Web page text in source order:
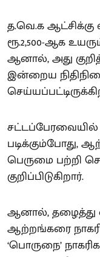
த.வெ.க
ரூ.2,500-ஆக
ஆனால், அது
இன்றைய
படிக்கும்போது,
பெருமை பற்றி
குறிப்பிடுகிறார்.
ஆனால்,
ஆற்றங்கரை
‘பொருநை’